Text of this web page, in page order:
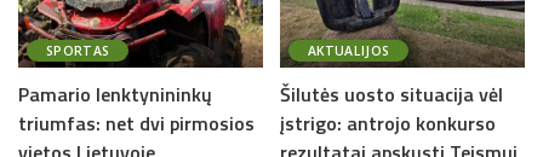
SPORTAS
Pamario lenktynininkų
triumfas: net dvi pirmosios
AKTUALIJOS
Šilutės uosto situacija vėl
įstrigo: antrojo konkurso